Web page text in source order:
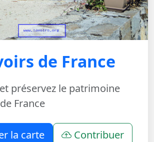
de France
préservez le patrimoine
France
la carte Contribuer